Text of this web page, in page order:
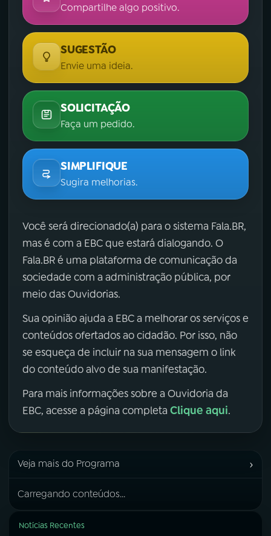
Compartilhe algo positivo.
SUGESTÃO
Envie uma ideia.
SOLICITAÇÃO
Faça um pedido.
SIMPLIFIQUE
Sugira melhorias.
Você será direcionado(a) para o sistema Fala.BR,
mas é com a EBC que estará dialogando. O
Fala.BR é uma plataforma de comunicação da
sociedade com a administração pública, por
meio das Ouvidorias.
Sua opinião ajuda a EBC a melhorar os serviços e
conteúdos ofertados ao cidadão. Por isso, não
se esqueça de incluir na sua mensagem o link
do conteúdo alvo de sua manifestação.
Para mais informações sobre a Ouvidoria da
EBC, acesse a página completa Clique aqui.
Veja mais do Programa ›
Carregando conteúdos...
Notícias Recentes